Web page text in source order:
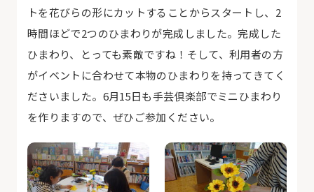
トを花びらの形にカットすることからスタートし、2
時間ほどで2つのひまわりが完成しました。完成した
ひまわり、とっても素敵ですね！そして、利用者の方
がイベントに合わせて本物のひまわりを持ってきてく
ださいました。6月15日も手芸倶楽部でミニひまわり
を作りますので、ぜひご参加ください。